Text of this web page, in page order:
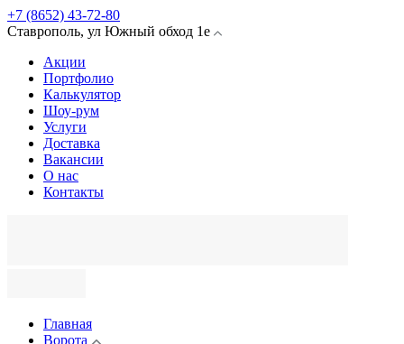
+7 (8652) 43-72-80
Ставрополь, ул Южный обход 1е
Акции
Портфолио
Калькулятор
Шоу-рум
Услуги
Доставка
Вакансии
О нас
Контакты
Главная
Ворота